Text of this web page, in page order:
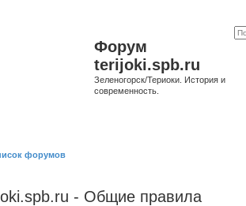
Форум
terijoki.spb.ru
Зеленогорск/Териоки. История и
современность.
форумов
- Общие правила